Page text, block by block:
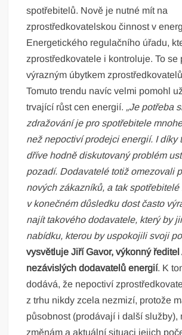
spotřebitelů. Nově je nutné mít na
zprostředkovatelskou činnost v
Energetického regulačního úřadu,
zprostředkovatele i kontroluje. To se
výrazným úbytkem
Tomuto trendu navíc velmi pomohl
trvající růst cen energií. „Je potřeba
zdražování je pro spotřebitele
než nepoctiví prodejci energií. I díky
dříve hodně diskutovaný problém
pozadí. Dodavatelé totiž omezovali
nových zákazníků, a tak spotřebitelé
v konečném důsledku dost často
najít takového dodavatele, který by
nabídku, kterou by uspokojili svoji
vysvětluje Jiří Gavor, výkonný
nezávislých dodavatelů energií. K
dodává, že nepoctiví
z trhu nikdy zcela nezmizí, protože
působnost (prodávají i další služby),
změnám a aktuální situaci jejich